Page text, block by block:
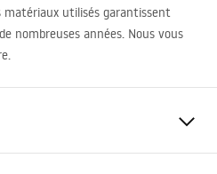
utilisés garantissent
nombreuses années. Nous vous